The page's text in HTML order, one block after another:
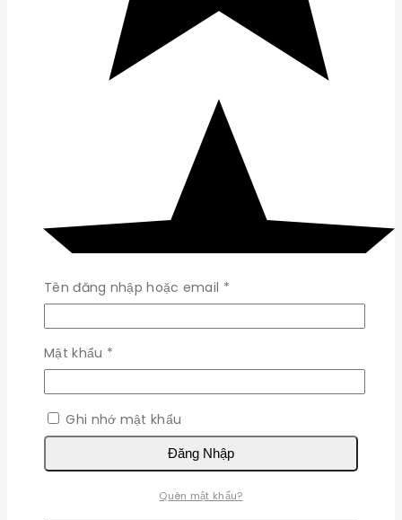
Tên đăng nhập hoặc email *Bắt
buộc
Mật khẩu *
buộc
Ghi nhớ mật khẩu
Đăng Nhập
Quên mật khẩu?